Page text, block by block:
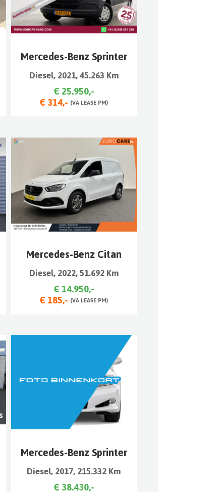
Mercedes-Benz Sprinter
Diesel, 2021, 45.263 Km
€ 25.950,-
€ 314,- (VA LEASE PM)
Mercedes-Benz Citan
Diesel, 2022, 51.692 Km
€ 14.950,-
€ 185,- (VA LEASE PM)
Mercedes-Benz Sprinter
Diesel, 2017, 215.332 Km
€ 38.430,-